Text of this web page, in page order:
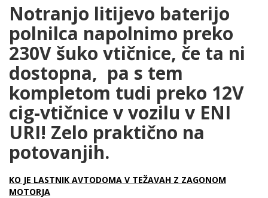
Notranjo litijevo baterijo
polnilca napolnimo preko
230V šuko vtičnice, če ta ni
dostopna, pa s tem
kompletom tudi preko 12V
cig-vtičnice v vozilu v ENI
URI! Zelo praktično na
potovanjih.
KO JE LASTNIK AVTODOMA V TEŽAVAH Z ZAGONOM
MOTORJA